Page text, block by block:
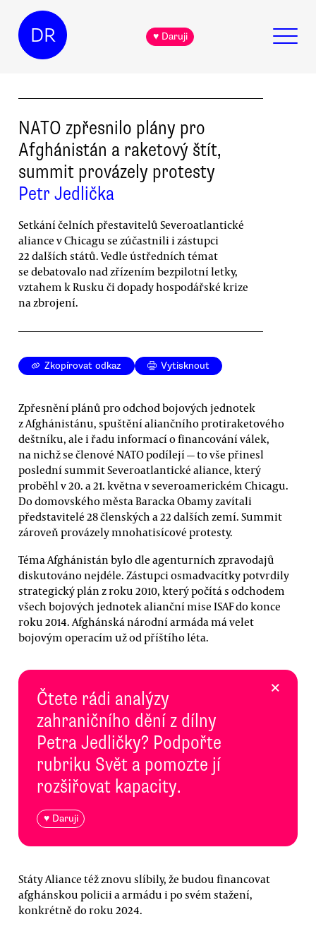
DR ♥ Daruji
NATO zpřesnilo plány pro
Afghánistán a raketový štít,
summit provázely protesty
Petr Jedlička
Setkání čelních přestavitelů Severoatlantické
aliance v Chicagu se zúčastnili i zástupci
22 dalších států. Vedle ústředních témat
se debatovalo nad zřízením bezpilotní letky,
vztahem k Rusku či dopady hospodářské krize
na zbrojení.
Zkopírovat odkaz Vytisknout
Zpřesnění plánů pro odchod bojových jednotek
z Afghánistánu, spuštění aliančního protiraketového
deštníku, ale i řadu informací o financování válek,
na nichž se členové NATO podílejí — to vše přinesl
poslední summit Severoatlantické aliance, který
proběhl v 20. a 21. května v severoamerickém Chicagu.
Do domovského města Baracka Obamy zavítali
představitelé 28 členských a 22 dalších zemí. Summit
zároveň provázely mnohatisícové protesty.
Téma Afghánistán bylo dle agenturních zpravodajů
diskutováno nejdéle. Zástupci osmadvacítky potvrdily
strategický plán z roku 2010, který počítá s odchodem
všech bojových jednotek alianční mise ISAF do konce
roku 2014. Afghánská národní armáda má velet
bojovým operacím už od příštího léta.
Čtete rádi analýzy
zahraničního dění z dílny
Petra Jedličky? Podpořte
rubriku Svět a pomozte jí
rozšiřovat kapacity.
♥ Daruji
×
Státy Aliance též znovu slíbily, že budou financovat
afghánskou policii a armádu i po svém stažení,
konkrétně do roku 2024.